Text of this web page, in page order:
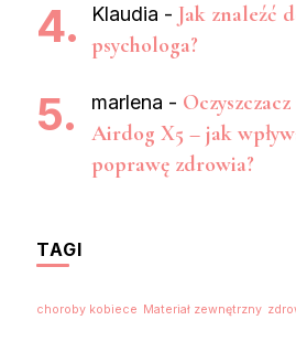
Klaudia - Jak znaleźć
psychologa?
marlena -
Airdog X5 – jak
poprawę zdrowia?
TAGI
choroby kobiece Materiał zewnętrzny